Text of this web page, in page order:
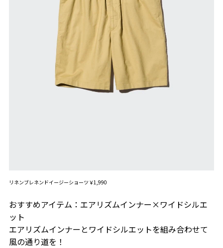
リネンブレネンドイージーショーツ￥1,990
おすすめアイテム：エアリズムインナー×ワイドシルエ
ット
エアリズムインナーとワイドシルエットを組み合わせて
風の通り道を！